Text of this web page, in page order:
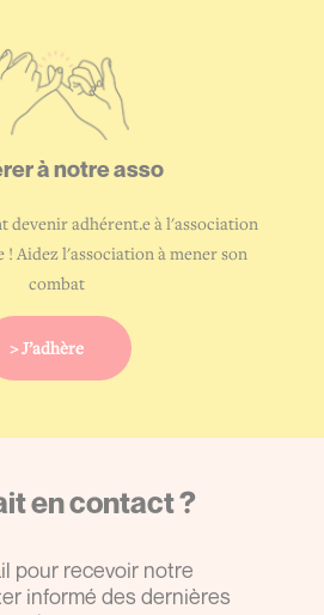
ànotre asso
devenir adhérent.e à l'association
Aidez l'association à mener son
combat
> J’adhère
en contact ?
pour recevoir notre
informé des dernières